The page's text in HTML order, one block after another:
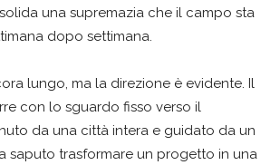
una supremazia che il campo sta
dopo settimana.
lungo, ma la direzione è evidente. Il
con lo sguardo fisso verso il
da una città intera e guidato da un
saputo trasformare un progetto in una